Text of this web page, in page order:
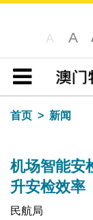
A A
目录
首页
新闻
机场智能安
升安检效率
民航局